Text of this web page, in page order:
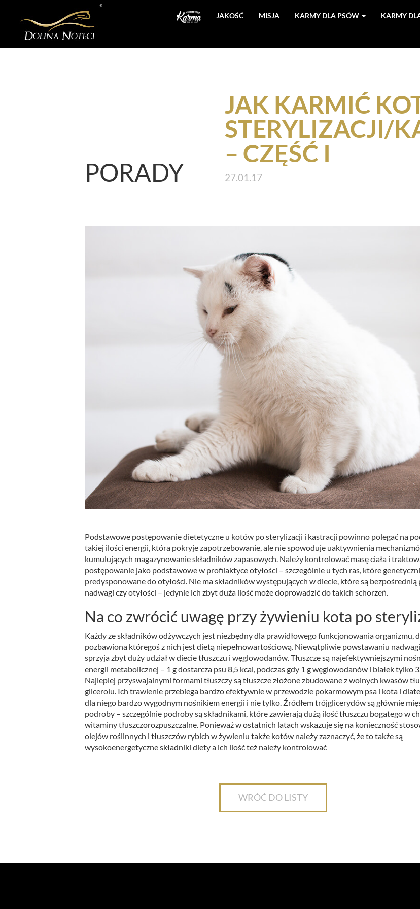
JAKOŚĆ MISJA KARMY DLA PSÓW KARMY
PORADY
JAK KARMIĆ
STERYLIZACJI/
– CZĘŚĆ I
27.01.17
Podstawowe postępowanie dietetyczne u kotów po sterylizacji i kastracji powinno polegać na
takiej ilości energii, która pokryje zapotrzebowanie, ale nie spowoduje uaktywnienia
kumulujących magazynowanie składników zapasowych. Należy kontrolować masę ciała i
postępowanie jako podstawowe w profilaktyce otyłości – szczególnie u tych ras, które
predysponowane do otyłości. Nie ma składników występujących w diecie, które są bezpośrednią
nadwagi czy otyłości – jedynie ich zbyt duża ilość może doprowadzić do takich schorzeń.
Na co zwrócić uwagę przy żywieniu kota po
Każdy ze składników odżywczych jest niezbędny dla prawidłowego funkcjonowania organizmu,
pozbawiona któregoś z nich jest dietą niepełnowartościową. Niewątpliwie powstawaniu
sprzyja zbyt duży udział w diecie tłuszczu i węglowodanów. Tłuszcze są najefektywniejszymi
energii metabolicznej – 1 g dostarcza psu 8,5 kcal, podczas gdy 1 g węglowodanów i białek tylko
Najlepiej przyswajalnymi formami tłuszczy są tłuszcze złożone zbudowane z wolnych kwasów
glicerolu. Ich trawienie przebiega bardzo efektywnie w przewodzie pokarmowym psa i kota i
dla niego bardzo wygodnym nośnikiem energii i nie tylko. Źródłem trójglicerydów są głównie
podroby – szczególnie podroby są składnikami, które zawierają dużą ilość tłuszczu bogatego w
witaminy tłuszczorozpuszczalne. Ponieważ w ostatnich latach wskazuje się na konieczność
olejów roślinnych i tłuszczów rybich w żywieniu także kotów należy zaznaczyć, że to także są
wysokoenergetyczne składniki diety a ich ilość też należy kontrolować
WRÓĆ DO LISTY